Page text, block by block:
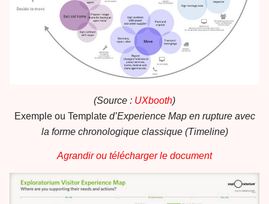
(Source : UXbooth)
Exemple ou Template d’Experience Map en rupture avec
la forme chronologique classique (Timeline)
Agrandir ou télécharger le document